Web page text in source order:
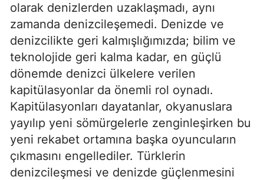
olarak denizlerden uzaklaşmadı, aynı
zamanda denizcileşemedi. Denizde ve
denizcilikte geri kalmışlığımızda; bilim ve
teknolojide geri kalma kadar, en güçlü
dönemde denizci ülkelere verilen
kapitülasyonlar da önemli rol oynadı.
Kapitülasyonları dayatanlar, okyanuslara
yayılıp yeni sömürgelerle zenginleşirken bu
yeni rekabet ortamına başka oyuncuların
çıkmasını engellediler. Türklerin
denizcileşmesi ve denizde güçlenmesini